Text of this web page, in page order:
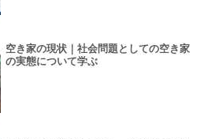
空き家の現状｜社会問題としての空き家
の実態について学ぶ